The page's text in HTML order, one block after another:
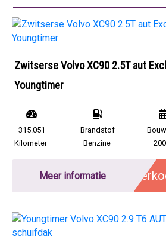
Zwitserse Volvo XC90 2.5T aut
Youngtimer
315.051
Kilometer
Brandstof
Benzine
Meer informatie